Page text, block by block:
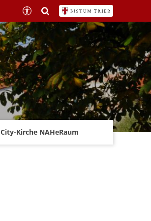
City-Kirche NAHeRaum